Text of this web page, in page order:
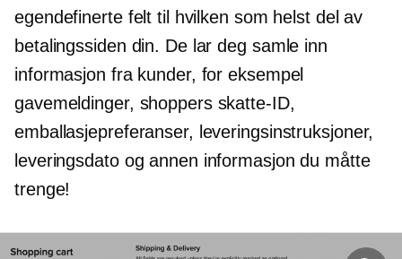
egendefinerte felt til hvilken som helst del av
betalingssiden din. De lar deg samle inn
informasjon fra kunder, for eksempel
gavemeldinger, shoppers skatte-ID,
emballasjepreferanser, leveringsinstruksjoner,
leveringsdato og annen informasjon du måtte
trenge!